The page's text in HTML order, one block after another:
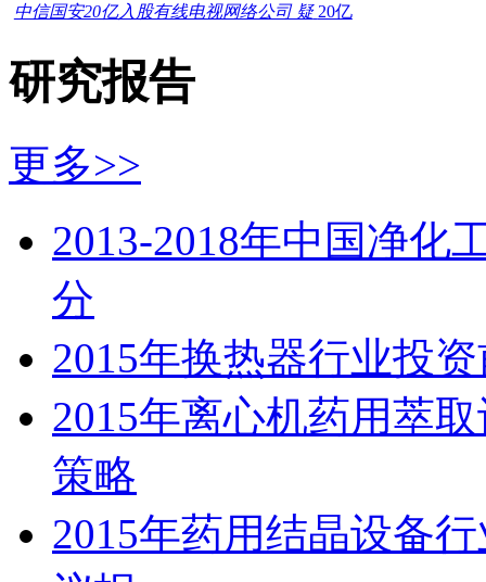
中信国安20亿入股有线电视网络公司 疑 20亿
研究报告
更多>>
2013-2018年中国净化
分
2015年换热器行业投
2015年离心机药用萃
策略
2015年药用结晶设备